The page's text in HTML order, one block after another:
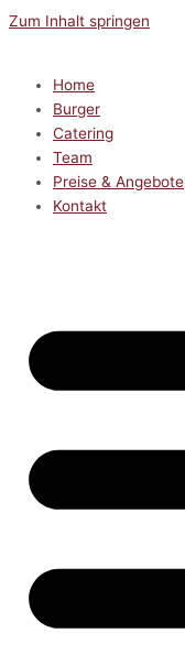
Zum Inhalt springen
Home
Burger
Catering
Team
Preise & Angebote
Kontakt